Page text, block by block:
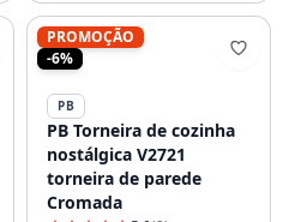
PROMOÇÃO
-6%
PB
PB Torneira de cozinha
nostálgica V2721
torneira de parede
Cromada